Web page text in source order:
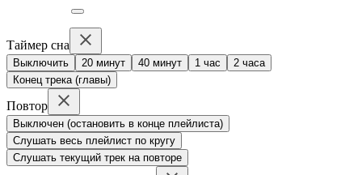
Таймер сна
Выключить 20 минут 40 минут 1 час
2 часа
Конец трека (главы)
Повтор
Выключен (остановить в конце плейлиста)
Слушать весь плейлист по кругу
Слушать текущий трек на повторе